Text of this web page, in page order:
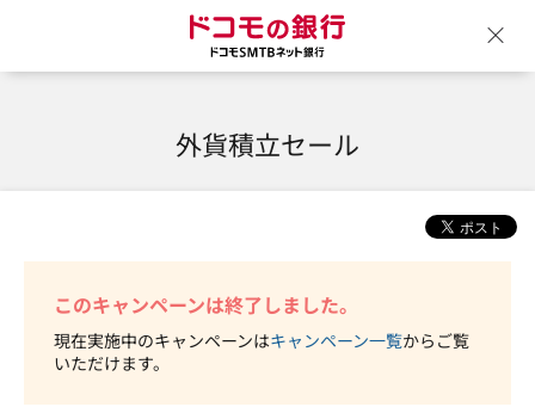
外貨積立セール
このキャンペーンは終了しました。
現在実施中のキャンペーンはキャンペーン一覧からご覧
いただけます。